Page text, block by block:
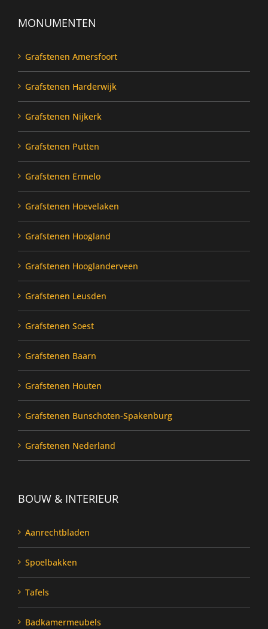
MONUMENTEN
Grafstenen Amersfoort
Grafstenen Harderwijk
Grafstenen Nijkerk
Grafstenen Putten
Grafstenen Ermelo
Grafstenen Hoevelaken
Grafstenen Hoogland
Grafstenen Hooglanderveen
Grafstenen Leusden
Grafstenen Soest
Grafstenen Baarn
Grafstenen Houten
Grafstenen Bunschoten-Spakenburg
Grafstenen Nederland
BOUW & INTERIEUR
Aanrechtbladen
Spoelbakken
Tafels
Badkamermeubels